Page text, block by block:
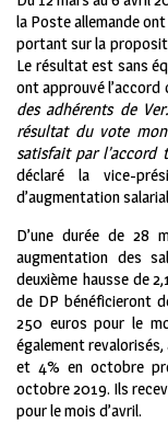
la Poste allemande
portant sur la
Le résultat est sans
ont approuvé l’accord
des adhérents de
résultat du vote
satisfait par l’accord
déclaré la vice-
d’augmentation
D’une durée de 28
augmentation des
deuxième hausse de
de DP bénéficieront
250 euros pour le
également
et 4% en octobre
octobre 2019. Ils
pour le mois d’avril.